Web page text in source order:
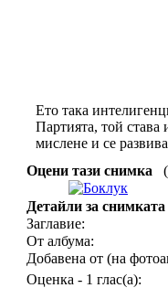
Eто така
Партията, той
мислене и се
Оцени тази снимка
Детайли за снимката
Заглавие:
От албума:
Добавена от (на
Оценка - 1 глас(а):